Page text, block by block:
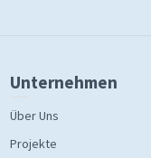
Unternehmen
Über Uns
Projekte